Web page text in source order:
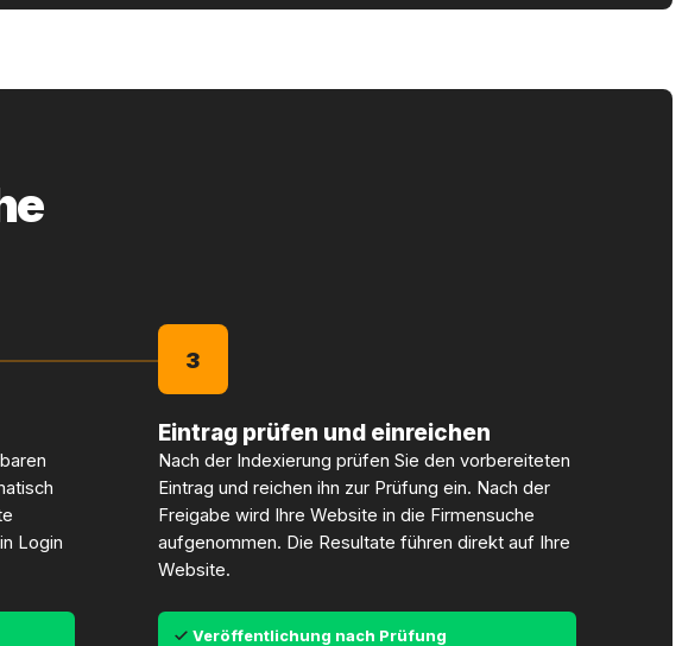
Login
3
Eintrag prüfen und einreichen
Nach der Indexierung prüfen Sie den vorbereiteten
Eintrag und reichen ihn zur Prüfung ein. Nach der
Freigabe wird Ihre Website in die Firmensuche
aufgenommen. Die Resultate führen direkt auf Ihre
Website.
Veröffentlichung nach Prüfung